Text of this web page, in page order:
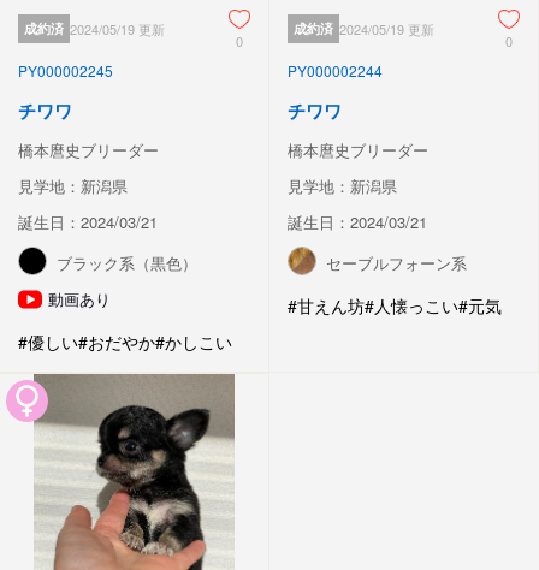
成約済 2024/05/19 更新
0
PY000002245
チワワ
橋本麿史ブリーダー
見学地：新潟県
誕生日：2024/03/21
ブラック系（黒色）
動画あり
#優しい#おだやか#かしこい
成約済 2024/05/19 更新
0
PY000002244
チワワ
橋本麿史ブリーダー
見学地：新潟県
誕生日：2024/03/21
セーブルフォーン系
#甘えん坊#人懐っこい#元気